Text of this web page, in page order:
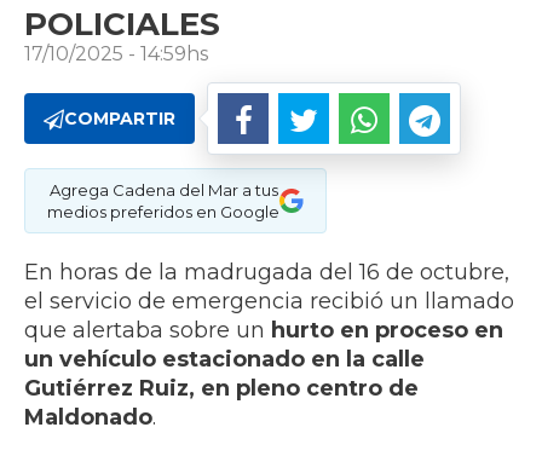
POLICIALES
17/10/2025 - 14:59hs
COMPARTIR
Agrega Cadena del Mar a tus
medios preferidos en Google
En horas de la madrugada del 16 de octubre,
el servicio de emergencia recibió un llamado
que alertaba sobre un hurto en proceso en
un vehículo estacionado en la calle
Gutiérrez Ruiz, en pleno centro de
Maldonado.